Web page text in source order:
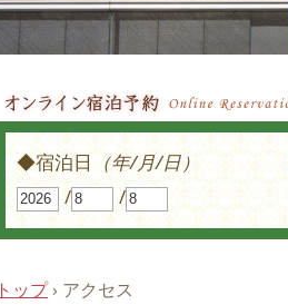
オンライン宿泊予約
◆宿泊日
（年/月/日）
/
/
トップ› アクセス